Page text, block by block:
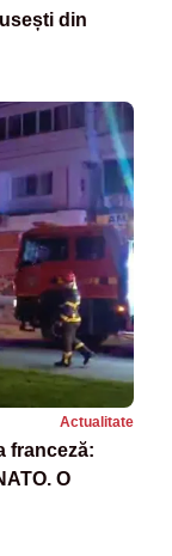
din
Actualitate
franceză:
O